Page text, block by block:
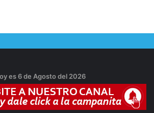
es 6 de Agosto del 2026